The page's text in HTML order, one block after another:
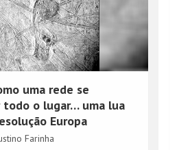
uma rede se
o lugar… uma lua
Europa
Farinha